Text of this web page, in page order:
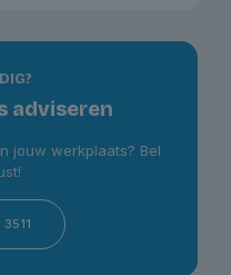
adviseren
jouw werkplaats? Bel